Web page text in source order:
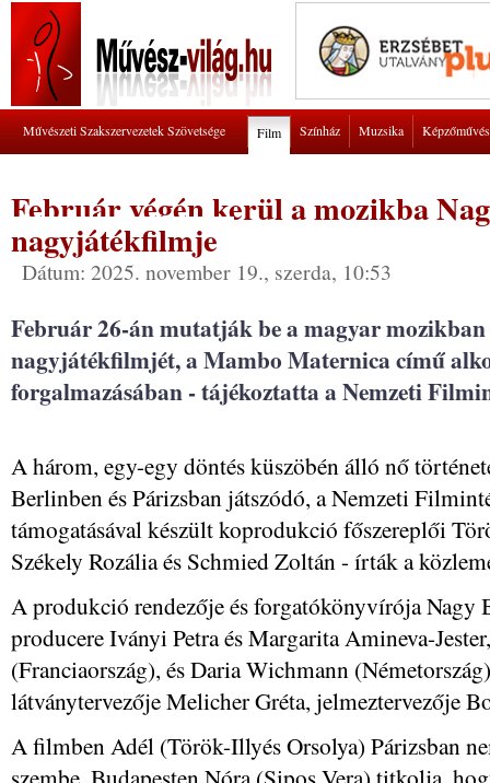
Művészeti Szakszervezetek Szövetsége Film Színház Muzsika
Február végén kerül a mozikba
nagyjátékfilmje
Dátum: 2025. november 19., szerda, 10:53
Február 26-án mutatják be a magyar
nagyjátékfilmjét, a Mambo Maternica című
forgalmazásában - tájékoztatta a Nemzeti
A három, egy-egy döntés küszöbén álló nő
Berlinben és Párizsban játszódó, a Nemzeti
támogatásával készült koprodukció főszereplői
Székely Rozália és Schmied Zoltán - írták a
A produkció rendezője és forgatókönyvírója Nagy
producere Iványi Petra és Margarita Amineva-
(Franciaország), és Daria Wichmann
látványtervezője Melicher Gréta, jelmeztervezője
A filmben Adél (Török-Illyés Orsolya) Párizsban